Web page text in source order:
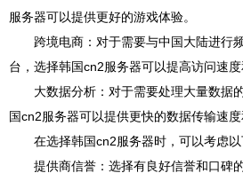
服务器可以提供更好的游戏体验。
跨境电商：对于需要与中国大陆进行
台，选择韩国cn2服务器可以提高访问速度
大数据分析：对于需要处理大量数据
国cn2服务器可以提供更快的数据传输速度
在选择韩国cn2服务器时，可以考虑以
提供商信誉：选择有良好信誉和口碑